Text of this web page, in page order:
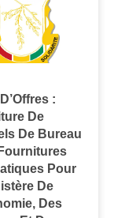
:
De
De Bureau
Pour
De
Des